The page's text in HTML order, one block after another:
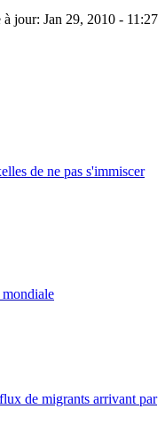
à jour: Jan 29, 2010 - 11:27
de ne pas s'immiscer
de migrants arrivant par